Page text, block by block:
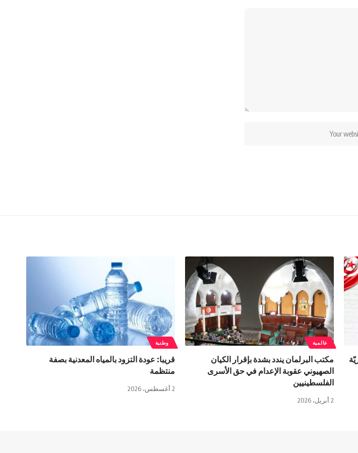
عالمية
مكتب البرلمان يندد بشدة بإقرار الكيان
الصهيوني عقوبة الإعدام في حق الأسرى
الفلسطينيين
2 أبريل، 2026
وطنية
قريبا: عودة التزود بالمياه المعدنية بصفة
منتظمة
2 أغسطس، 2026